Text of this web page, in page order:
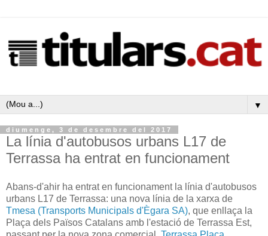
▼
diumenge, 3 de desembre del 2017
La línia d'autobusos urbans L17 de
Terrassa ha entrat en funcionament
Abans-d'ahir ha entrat en funcionament la línia d'autobusos
urbans L17 de Terrassa: una nova línia de la xarxa de
Tmesa (Transports Municipals d'Ègara SA), que enllaça la
Plaça dels Països Catalans amb l'estació de Terrassa Est,